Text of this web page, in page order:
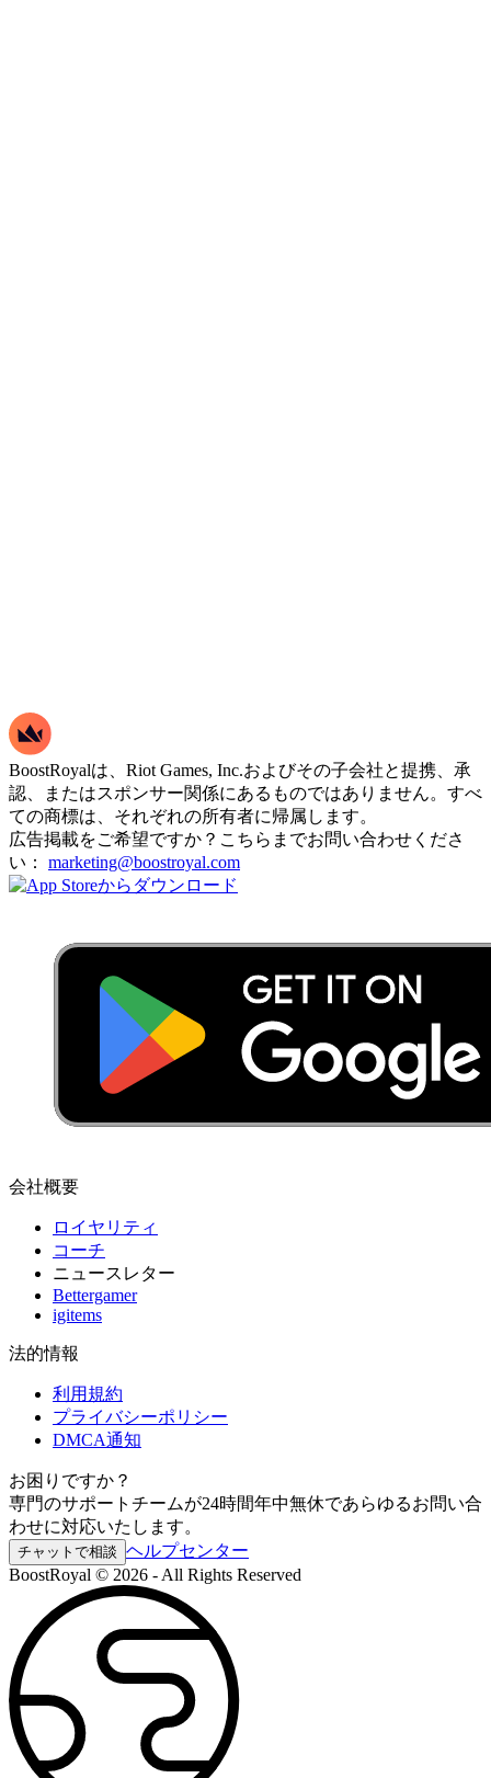
BoostRoyalは、Riot Games, Inc.およびその子会社と提携、承
認、またはスポンサー関係にあるものではありません。すべ
ての商標は、それぞれの所有者に帰属します。
広告掲載をご希望ですか？こちらまでお問い合わせくださ
い： marketing@boostroyal.com
会社概要
ロイヤリティ
コーチ
ニュースレター
Bettergamer
igitems
法的情報
利用規約
プライバシーポリシー
DMCA通知
お困りですか？
専門のサポートチームが24時間年中無休であらゆるお問い合
わせに対応いたします。
チャットで相談 ヘルプセンター
BoostRoyal © 2026 - All Rights Reserved